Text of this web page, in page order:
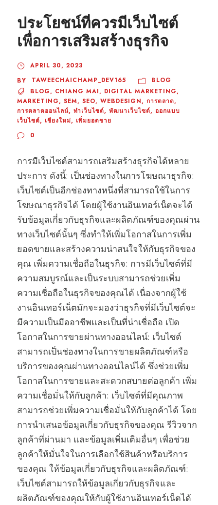
ประโยชน์ที่ควรมีเว็บไซต์
เพื่อการเสริมสร้างธุรกิจ
APRIL 30, 2023
BY
TAWEECHAICHAMP_DEV165
BLOG
BLOG, CHIANG MAI, DIGITAL MARKETING,
MARKETING, SEM, SEO, WEBDESIGN, การตลาด,
การตลาดออนไลน์, ทำเว็บไซต์, พัฒนาเว็บไซต์, ออกแบบ
เว็บไซต์, เชียงใหม่, เพิ่มยอดขาย
0
การมีเว็บไซต์สามารถเสริมสร้างธุรกิจได้หลาย
ประการ ดังนี้: เป็นช่องทางในการโฆษณาธุรกิจ:
เว็บไซต์เป็นอีกช่องทางหนึ่งที่สามารถใช้ในการ
โฆษณาธุรกิจได้ โดยผู้ใช้งานอินเทอร์เน็ตจะได้
รับข้อมูลเกี่ยวกับธุรกิจและผลิตภัณฑ์ของคุณผ่าน
ทางเว็บไซต์นั้นๆ ซึ่งทำให้เพิ่มโอกาสในการเพิ่ม
ยอดขายและสร้างความน่าสนใจให้กับธุรกิจของ
คุณ เพิ่มความเชื่อถือในธุรกิจ: การมีเว็บไซต์ที่มี
ความสมบูรณ์และเป็นระบบสามารถช่วยเพิ่ม
ความเชื่อถือในธุรกิจของคุณได้ เนื่องจากผู้ใช้
งานอินเทอร์เน็ตมักจะมองว่าธุรกิจที่มีเว็บไซต์จะ
มีความเป็นมืออาชีพและเป็นที่น่าเชื่อถือ เปิด
โอกาสในการขายผ่านทางออนไลน์: เว็บไซต์
สามารถเป็นช่องทางในการขายผลิตภัณฑ์หรือ
บริการของคุณผ่านทางออนไลน์ได้ ซึ่งช่วยเพิ่ม
โอกาสในการขายและสะดวกสบายต่อลูกค้า เพิ่ม
ความเชื่อมั่นให้กับลูกค้า: เว็บไซต์ที่มีคุณภาพ
สามารถช่วยเพิ่มความเชื่อมั่นให้กับลูกค้าได้ โดย
การนำเสนอข้อมูลเกี่ยวกับธุรกิจของคุณ รีวิวจาก
ลูกค้าที่ผ่านมา และข้อมูลเพิ่มเติมอื่นๆ เพื่อช่วย
ลูกค้าให้มั่นใจในการเลือกใช้สินค้าหรือบริการ
ของคุณ ให้ข้อมูลเกี่ยวกับธุรกิจและผลิตภัณฑ์:
เว็บไซต์สามารถให้ข้อมูลเกี่ยวกับธุรกิจและ
ผลิตภัณฑ์ของคุณให้กับผู้ใช้งานอินเทอร์เน็ตได้